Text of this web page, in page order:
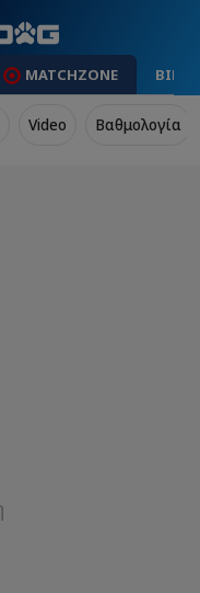
MATCHZONE
Video Βαθμολογία